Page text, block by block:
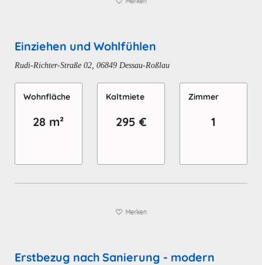
Einziehen und Wohlfühlen
Rudi-Richter-Straße 02, 06849 Dessau-Roßlau
Wohn­fläche
28 m²
Kaltmiete
295 €
Zimmer
1
Erstbezug nach Sanierung - modern